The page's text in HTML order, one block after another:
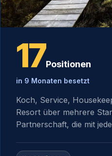
17Positionen
in 9 Monaten besetzt
Koch, Service,
Resort über mehrere
Partnerschaft, die mit